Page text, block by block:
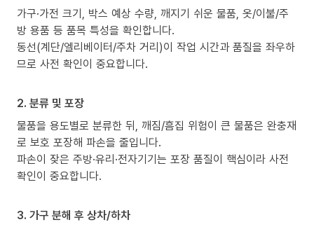
가구·가전 크기, 박스 예상 수량, 깨지기 쉬운 물품, 옷/이불/주
방 용품 등 품목 특성을 확인합니다.
동선(계단/엘리베이터/주차 거리)이 작업 시간과 품질을 좌우하
므로 사전 확인이 중요합니다.
2. 분류 및 포장
물품을 용도별로 분류한 뒤, 깨짐/흠집 위험이 큰 물품은 완충재
로 보호 포장해 파손을 줄입니다.
파손이 잦은 주방·유리·전자기기는 포장 품질이 핵심이라 사전
확인이 중요합니다.
3. 가구 분해 후 상차/하차